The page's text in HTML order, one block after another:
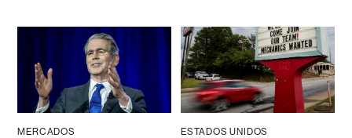
MERCADOS ESTADOS UNIDOS